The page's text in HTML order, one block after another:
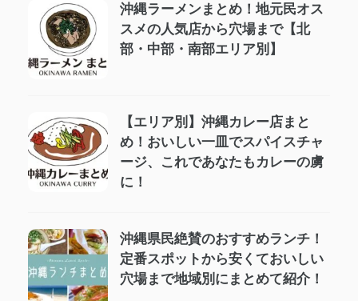
沖縄ラーメンまとめ！地元民オス
スメの人気店から穴場まで【北
部・中部・南部エリア別】
【エリア別】沖縄カレー店まと
め！おいしい一皿でスパイスチャ
ージ、これであなたもカレーの虜
に！
沖縄県民絶賛のおすすめランチ！
定番スポットから安くておいしい
穴場まで地域別にまとめて紹介！